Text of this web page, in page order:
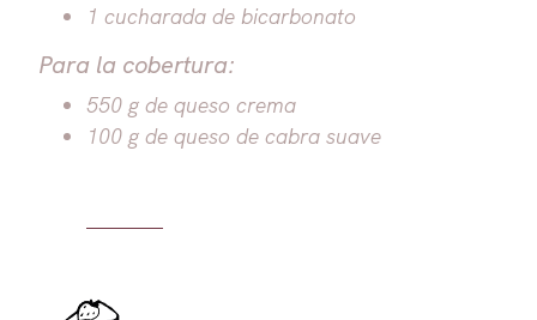
1 cucharada de bicarbonato
Para la cobertura:
550 g de queso crema
100 g de queso de cabra suave